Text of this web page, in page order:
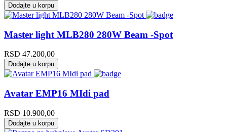
Dodajte u korpu
Master light MLB280 280W Beam -Spot
RSD 47.200,00
Dodajte u korpu
Avatar EMP16 MIdi pad
RSD 10.900,00
Dodajte u korpu